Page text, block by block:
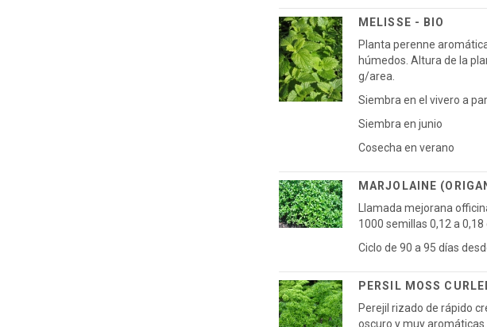
MELISSE - BIO
Planta perenne
húmedos. Altura de la
g/area.
Siembra en el vivero a
Siembra en junio
Cosecha en verano
MARJOLAINE
Llamada mejorana
1000 semillas 0,12 a
Ciclo de 90 a 95 días
PERSIL MOSS
Perejil rizado de rápido
oscuro y muy aromáticas.